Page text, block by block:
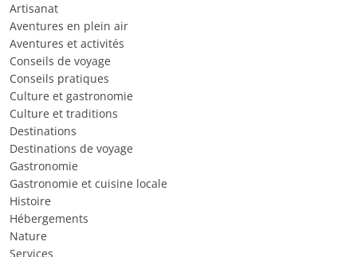
Artisanat
Aventures en plein air
Aventures et activités
Conseils de voyage
Conseils pratiques
Culture et gastronomie
Culture et traditions
Destinations
Destinations de voyage
Gastronomie
Gastronomie et cuisine locale
Histoire
Hébergements
Nature
Services